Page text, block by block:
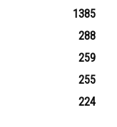
1385
288
259
255
224